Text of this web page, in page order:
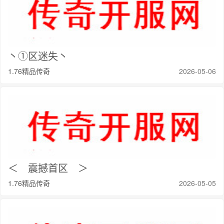
丶①区迷失丶
1.76精品传奇 2026-05-06
＜ 震撼首区 ＞
1.76精品传奇 2026-05-05